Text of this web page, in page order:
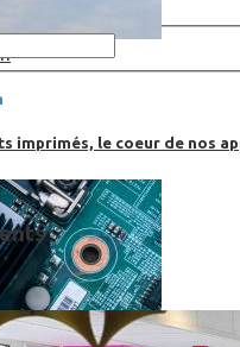
imprimés, le coeur de nos